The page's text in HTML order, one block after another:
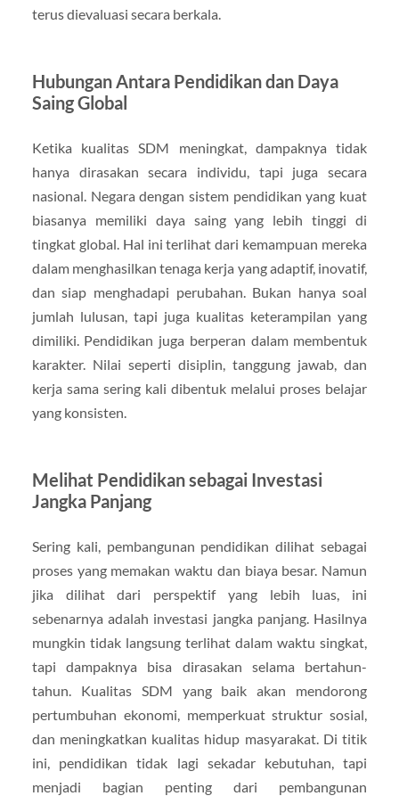
terus dievaluasi secara berkala.
Hubungan Antara Pendidikan dan Daya
Saing Global
Ketika kualitas SDM meningkat, dampaknya tidak
hanya dirasakan secara individu, tapi juga secara
nasional. Negara dengan sistem pendidikan yang kuat
biasanya memiliki daya saing yang lebih tinggi di
tingkat global. Hal ini terlihat dari kemampuan mereka
dalam menghasilkan tenaga kerja yang adaptif, inovatif,
dan siap menghadapi perubahan. Bukan hanya soal
jumlah lulusan, tapi juga kualitas keterampilan yang
dimiliki. Pendidikan juga berperan dalam membentuk
karakter. Nilai seperti disiplin, tanggung jawab, dan
kerja sama sering kali dibentuk melalui proses belajar
yang konsisten.
Melihat Pendidikan sebagai Investasi
Jangka Panjang
Sering kali, pembangunan pendidikan dilihat sebagai
proses yang memakan waktu dan biaya besar. Namun
jika dilihat dari perspektif yang lebih luas, ini
sebenarnya adalah investasi jangka panjang. Hasilnya
mungkin tidak langsung terlihat dalam waktu singkat,
tapi dampaknya bisa dirasakan selama bertahun-
tahun. Kualitas SDM yang baik akan mendorong
pertumbuhan ekonomi, memperkuat struktur sosial,
dan meningkatkan kualitas hidup masyarakat. Di titik
ini, pendidikan tidak lagi sekadar kebutuhan, tapi
menjadi bagian penting dari pembangunan